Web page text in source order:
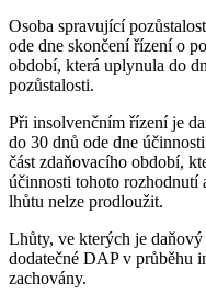
Osoba spravující
ode dne skončení řízení o
období, která uplynula do
pozůstalosti.
Při insolvenčním řízení je
do 30 dnů ode dne
část zdaňovacího období,
účinnosti tohoto rozhodnutí
lhůtu nelze prodloužit.
Lhůty, ve kterých je
dodatečné DAP v průběhu
zachovány.